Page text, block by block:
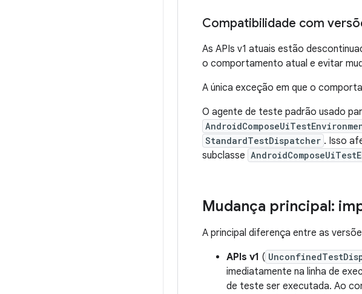
Compatibilidade com
As APIs v1 atuais estão
o comportamento atual e evitar
A única exceção em que o
O agente de teste padrão usado
StandardTestDispatcher . Isso
subclasse
Mudança principal:
A principal diferença entre as
APIs v1 (
imediatamente na linha de
de teste ser executada. Ao